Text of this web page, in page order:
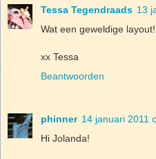
Tessa Tegendraads 13
Wat een geweldige
xx Tessa
Beantwoorden
phinner 14 januari 2011
Hi Jolanda!